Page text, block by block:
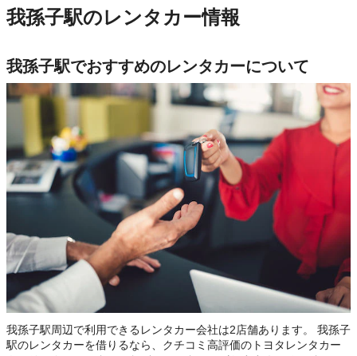
我孫子駅のレンタカー情報
我孫子駅でおすすめのレンタカーについて
我孫子駅周辺で利用できるレンタカー会社は2店舗あります。 我孫子
駅のレンタカーを借りるなら、クチコミ高評価のトヨタレンタカー